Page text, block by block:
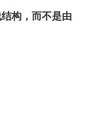
构，而不是由